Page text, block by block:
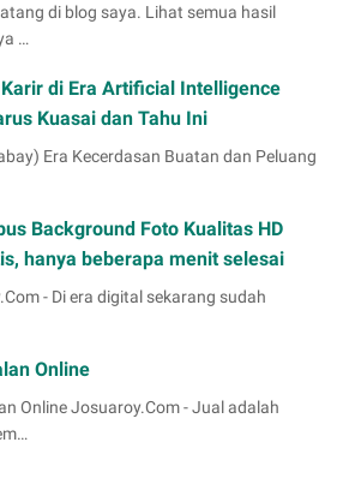
di blog saya. Lihat semua hasil
…
di Era Artificial Intelligence
Kuasai dan Tahu Ini
Era Kecerdasan Buatan dan Peluang
Background Foto Kualitas HD
hanya beberapa menit selesai
- Di era digital sekarang sudah
Online
Online Josuaroy.Com - Jual adalah